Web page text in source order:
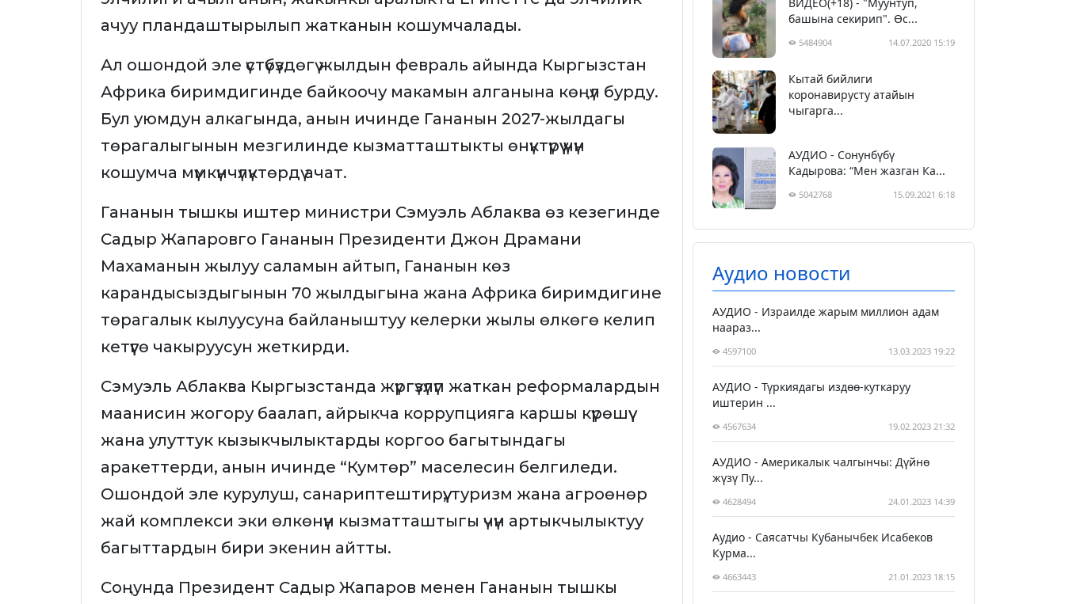
ачуу пландаштырылып жатканын кошумчалады.
Ал ошондой эле үстүбүздөгү жылдын февраль айында Кыргызстан
Африка биримдигинде байкоочу макамын алганына көңүл бурду.
Бул уюмдун алкагында, анын ичинде Гананын 2027-жылдагы
төрагалыгынын мезгилинде кызматташтыкты өнүктүрүү үчүн
кошумча мүмкүнчүлүктөрдү ачат.
Гананын тышкы иштер министри Сэмуэль Аблаква өз кезегинде
Садыр Жапаровго Гананын Президенти Джон Драмани
Махаманын жылуу саламын айтып, Гананын көз
карандысыздыгынын 70 жылдыгына жана Африка биримдигине
төрагалык кылуусуна байланыштуу келерки жылы өлкөгө келип
кетүүгө чакыруусун жеткирди.
Сэмуэль Аблаква Кыргызстанда жүргүзүлүп жаткан реформалардын
маанисин жогору баалап, айрыкча коррупцияга каршы күрөшүү
жана улуттук кызыкчылыктарды коргоо багытындагы
аракеттерди, анын ичинде “Кумтөр” маселесин белгиледи.
Ошондой эле курулуш, санариптештирүү, туризм жана агроөнөр
жай комплекси эки өлкөнүн кызматташтыгы үчүн артыкчылыктуу
багыттардын бири экенин айтты.
Соңунда Президент Садыр Жапаров менен Гананын тышкы
башына секирип". Өс...
5484904 14.07.2020 15:19
Кытай бийлиги
коронавирусту атайын
чыгарга...
АУДИО - Сонунбүбү
Кадырова: “Мен жазган Ка...
5042768 15.09.2021 6:18
Аудио новости
АУДИО - Израилде жарым миллион адам
наараз...
4597100 13.03.2023 19:22
АУДИО - Түркиядагы издөө-куткаруу
иштерин ...
4567634 19.02.2023 21:32
АУДИО - Америкалык чалгынчы: Дүйнө
жүзү Пу...
4628494 24.01.2023 14:39
Аудио - Саясатчы Кубанычбек Исабеков
Курма...
4663443 21.01.2023 18:15